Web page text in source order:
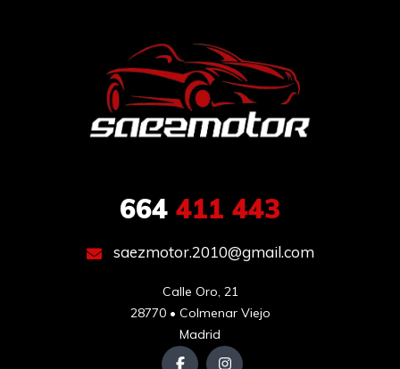
664 411 443
saezmotor.2010@gmail.com
Calle Oro, 21
28770 • Colmenar Viejo
Madrid